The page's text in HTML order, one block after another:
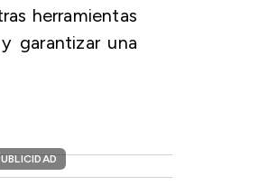
herramientas
garantizar una